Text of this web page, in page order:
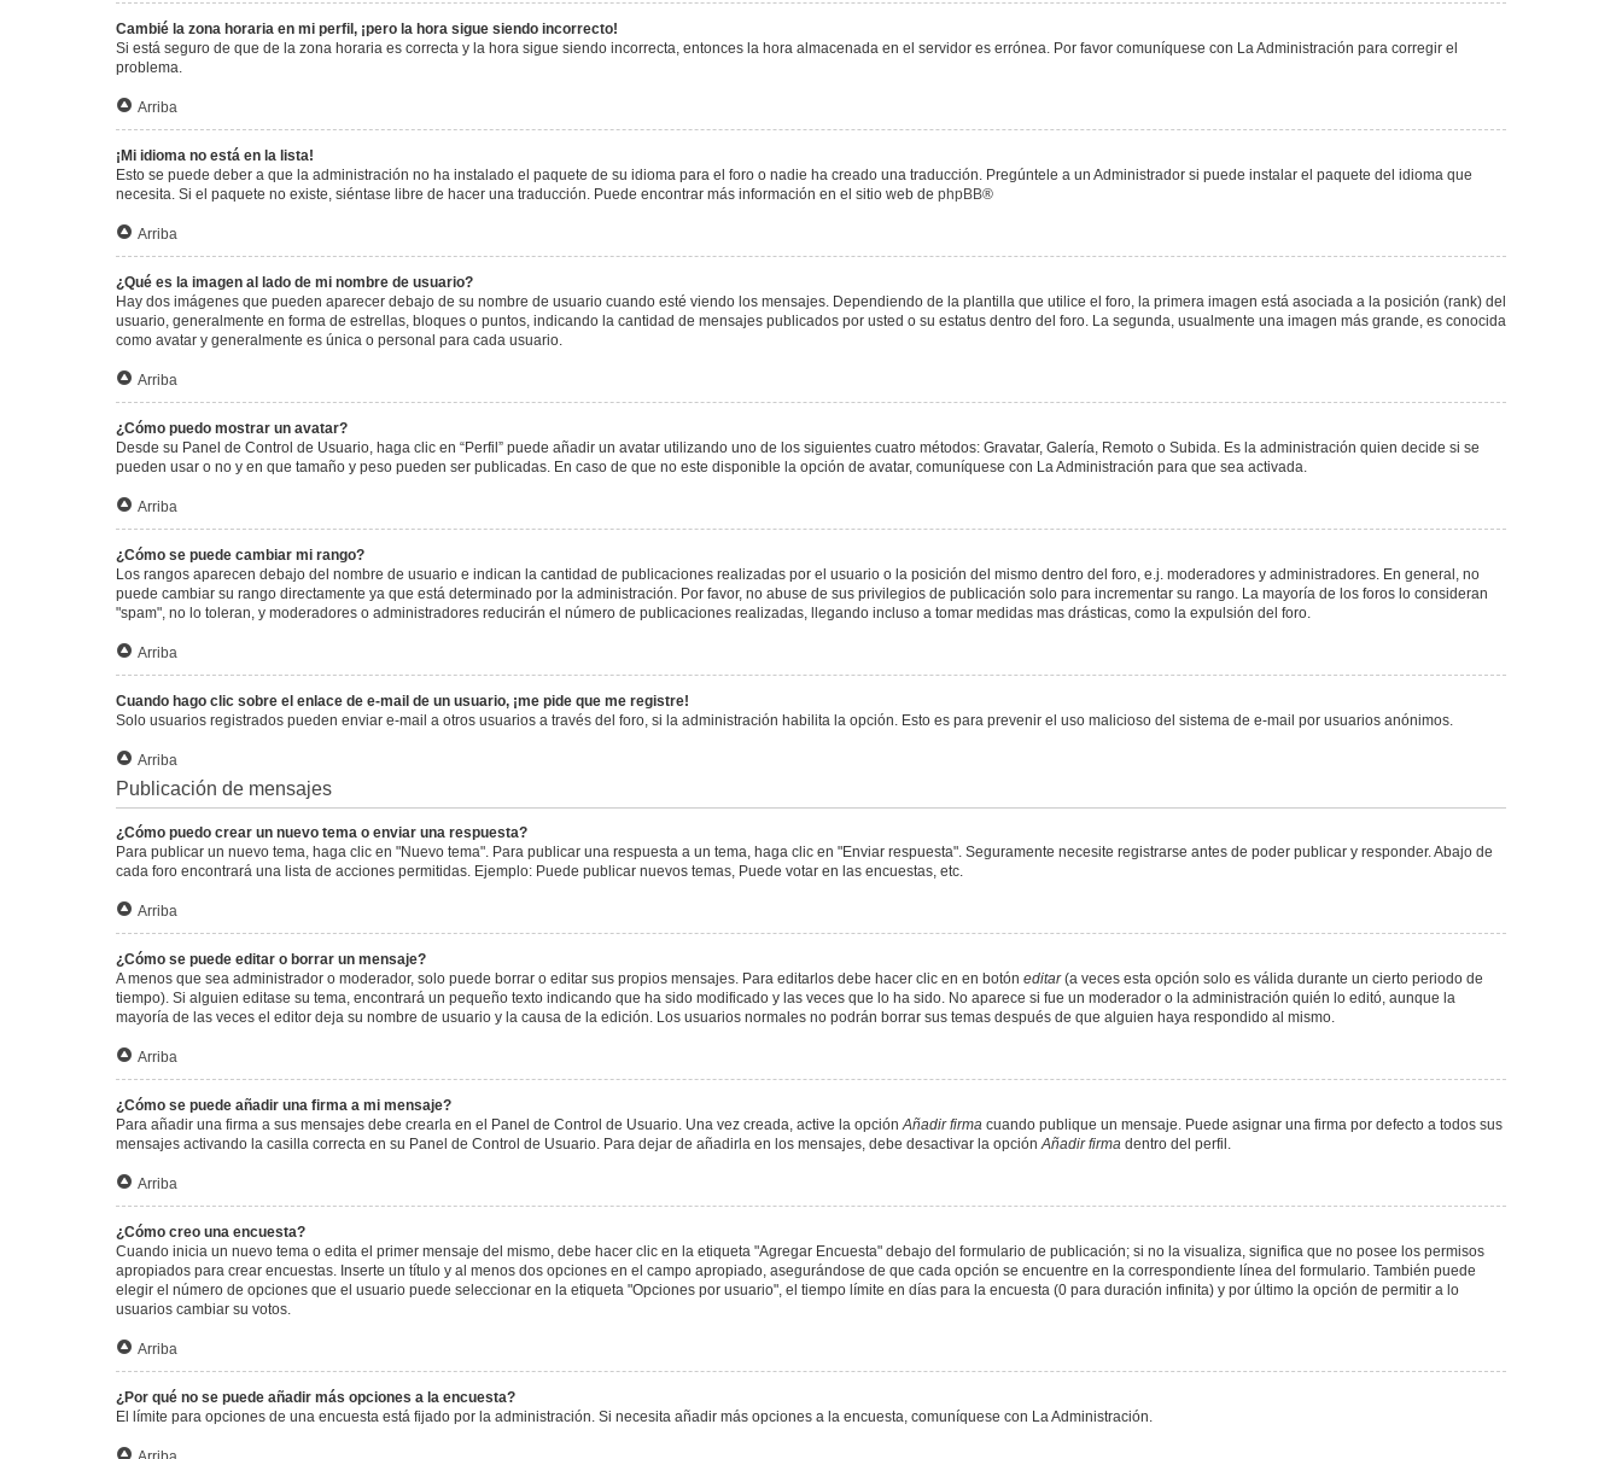
Cambié la zona horaria en mi perfil, ¡pero la hora sigue siendo incorrecto!
Si está seguro de que de la zona horaria es correcta y la hora sigue siendo incorrecta, entonces la hora almacenada en el servidor es errónea. Por favor comuníquese con La Administración para corregir el
problema.
Arriba
¡Mi idioma no está en la lista!
Esto se puede deber a que la administración no ha instalado el paquete de su idioma para el foro o nadie ha creado una traducción. Pregúntele a un Administrador si puede instalar el paquete del idioma que
necesita. Si el paquete no existe, siéntase libre de hacer una traducción. Puede encontrar más información en el sitio web de phpBB®
Arriba
¿Qué es la imagen al lado de mi nombre de usuario?
Hay dos imágenes que pueden aparecer debajo de su nombre de usuario cuando esté viendo los mensajes. Dependiendo de la plantilla que utilice el foro, la primera imagen está asociada a la posición (rank) del
usuario, generalmente en forma de estrellas, bloques o puntos, indicando la cantidad de mensajes publicados por usted o su estatus dentro del foro. La segunda, usualmente una imagen más grande, es conocida
como avatar y generalmente es única o personal para cada usuario.
Arriba
¿Cómo puedo mostrar un avatar?
Desde su Panel de Control de Usuario, haga clic en “Perfil” puede añadir un avatar utilizando uno de los siguientes cuatro métodos: Gravatar, Galería, Remoto o Subida. Es la administración quien decide si se
pueden usar o no y en que tamaño y peso pueden ser publicadas. En caso de que no este disponible la opción de avatar, comuníquese con La Administración para que sea activada.
Arriba
¿Cómo se puede cambiar mi rango?
Los rangos aparecen debajo del nombre de usuario e indican la cantidad de publicaciones realizadas por el usuario o la posición del mismo dentro del foro, e.j. moderadores y administradores. En general, no
puede cambiar su rango directamente ya que está determinado por la administración. Por favor, no abuse de sus privilegios de publicación solo para incrementar su rango. La mayoría de los foros lo consideran
"spam", no lo toleran, y moderadores o administradores reducirán el número de publicaciones realizadas, llegando incluso a tomar medidas mas drásticas, como la expulsión del foro.
Arriba
Cuando hago clic sobre el enlace de e-mail de un usuario, ¡me pide que me registre!
Solo usuarios registrados pueden enviar e-mail a otros usuarios a través del foro, si la administración habilita la opción. Esto es para prevenir el uso malicioso del sistema de e-mail por usuarios anónimos.
Arriba
Publicación de mensajes
¿Cómo puedo crear un nuevo tema o enviar una respuesta?
Para publicar un nuevo tema, haga clic en "Nuevo tema". Para publicar una respuesta a un tema, haga clic en "Enviar respuesta". Seguramente necesite registrarse antes de poder publicar y responder. Abajo de
cada foro encontrará una lista de acciones permitidas. Ejemplo: Puede publicar nuevos temas, Puede votar en las encuestas, etc.
Arriba
¿Cómo se puede editar o borrar un mensaje?
A menos que sea administrador o moderador, solo puede borrar o editar sus propios mensajes. Para editarlos debe hacer clic en en botón editar(a veces esta opción solo es válida durante un cierto periodo de
tiempo). Si alguien editase su tema, encontrará un pequeño texto indicando que ha sido modificado y las veces que lo ha sido. No aparece si fue un moderador o la administración quién lo editó, aunque la
mayoría de las veces el editor deja su nombre de usuario y la causa de la edición. Los usuarios normales no podrán borrar sus temas después de que alguien haya respondido al mismo.
Arriba
¿Cómo se puede añadir una firma a mi mensaje?
Para añadir una firma a sus mensajes debe crearla en el Panel de Control de Usuario. Una vez creada, active la opciónAñadir firma cuando publique un mensaje. Puede asignar una firma por defecto a todos sus
mensajes activando la casilla correcta en su Panel de Control de Usuario. Para dejar de añadirla en los mensajes, debe desactivar la opciónAñadir firma dentro del perfil.
Arriba
¿Cómo creo una encuesta?
Cuando inicia un nuevo tema o edita el primer mensaje del mismo, debe hacer clic en la etiqueta "Agregar Encuesta" debajo del formulario de publicación; si no la visualiza, significa que no posee los permisos
apropiados para crear encuestas. Inserte un título y al menos dos opciones en el campo apropiado, asegurándose de que cada opción se encuentre en la correspondiente línea del formulario. También puede
elegir el número de opciones que el usuario puede seleccionar en la etiqueta "Opciones por usuario", el tiempo límite en días para la encuesta (0 para duración infinita) y por último la opción de permitir a lo
usuarios cambiar su votos.
Arriba
¿Por qué no se puede añadir más opciones a la encuesta?
El límite para opciones de una encuesta está fijado por la administración. Si necesita añadir más opciones a la encuesta, comuníquese con La Administración.